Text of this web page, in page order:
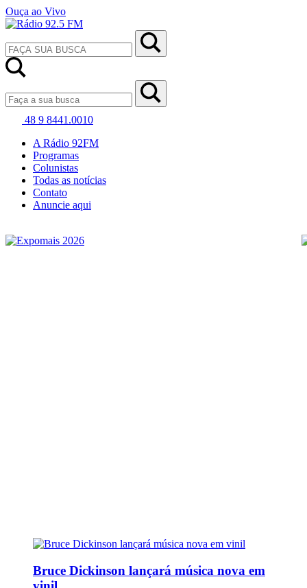
Ouça ao Vivo
48 9 8441.0010
A Rádio 92FM
Programas
Colunistas
Todas as notícias
Contato
Anuncie aqui
Bruce Dickinson lançará música nova em